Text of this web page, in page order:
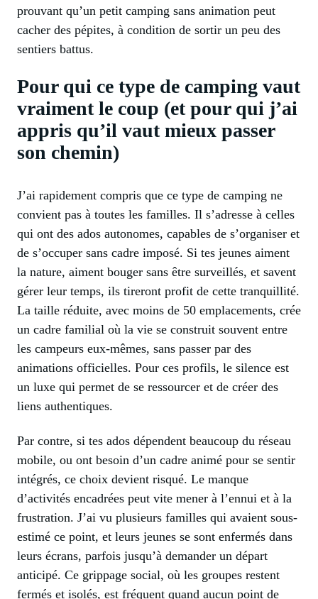
prouvant qu’un petit camping sans animation peut
cacher des pépites, à condition de sortir un peu des
sentiers battus.
Pour qui ce type de camping vaut
vraiment le coup (et pour qui j’ai
appris qu’il vaut mieux passer
son chemin)
J’ai rapidement compris que ce type de camping ne
convient pas à toutes les familles. Il s’adresse à celles
qui ont des ados autonomes, capables de s’organiser et
de s’occuper sans cadre imposé. Si tes jeunes aiment
la nature, aiment bouger sans être surveillés, et savent
gérer leur temps, ils tireront profit de cette tranquillité.
La taille réduite, avec moins de 50 emplacements, crée
un cadre familial où la vie se construit souvent entre
les campeurs eux-mêmes, sans passer par des
animations officielles. Pour ces profils, le silence est
un luxe qui permet de se ressourcer et de créer des
liens authentiques.
Par contre, si tes ados dépendent beaucoup du réseau
mobile, ou ont besoin d’un cadre animé pour se sentir
intégrés, ce choix devient risqué. Le manque
d’activités encadrées peut vite mener à l’ennui et à la
frustration. J’ai vu plusieurs familles qui avaient sous-
estimé ce point, et leurs jeunes se sont enfermés dans
leurs écrans, parfois jusqu’à demander un départ
anticipé. Ce grippage social, où les groupes restent
fermés et isolés, est fréquent quand aucun point de